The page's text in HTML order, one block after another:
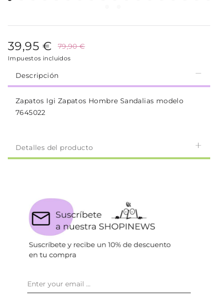
39,95 € 79,90 €
Impuestos incluidos
Descripción
Zapatos Igi Zapatos Hombre Sandalias modelo
7645022
Detalles del producto